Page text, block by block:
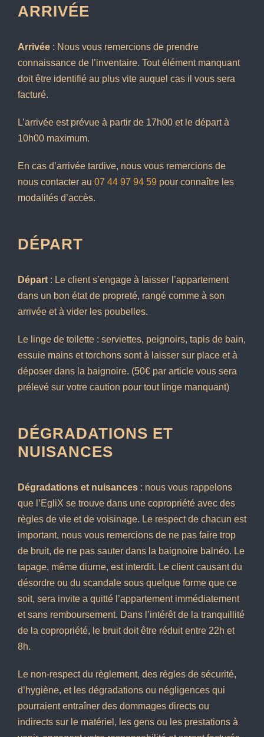
ARRIVÉE
Arrivée : Nous vous remercions de prendre
connaissance de l’inventaire. Tout élément manquant
doit être identifié au plus vite auquel cas il vous sera
facturé.
L’arrivée est prévue à partir de 17h00 et le départ à
10h00 maximum.
En cas d’arrivée tardive, nous vous remercions de
nous contacter au 07 44 97 94 59 pour connaître les
modalités d’accès.
DÉPART
Départ : Le client s’engage à laisser l’appartement
dans un bon état de propreté, rangé comme à son
arrivée et à vider les poubelles.
Le linge de toilette : serviettes, peignoirs, tapis de bain,
essuie mains et torchons sont à laisser sur place et à
déposer dans la baignoire. (50€ par article vous sera
prélevé sur votre caution pour tout linge manquant)
DÉGRADATIONS ET
NUISANCES
Dégradations et nuisances : nous vous rappelons
que l’EgliX se trouve dans une copropriété avec des
règles de vie et de voisinage. Le respect de chacun est
important, nous vous remercions de ne pas faire trop
de bruit, de ne pas sauter dans la baignoire balnéo. Le
tapage, même diurne, est interdit. Le client causant du
désordre ou du scandale sous quelque forme que ce
soit, sera invite a quitté l’appartement immédiatement
et sans remboursement. Dans l’intérêt de la tranquillité
de la copropriété, le bruit doit être réduit entre 22h et
8h.
Le non-respect du règlement, des règles de sécurité,
d’hygiène, et les dégradations ou négligences qui
pourraient entraîner des dommages directs ou
indirects sur le matériel, les gens ou les prestations à